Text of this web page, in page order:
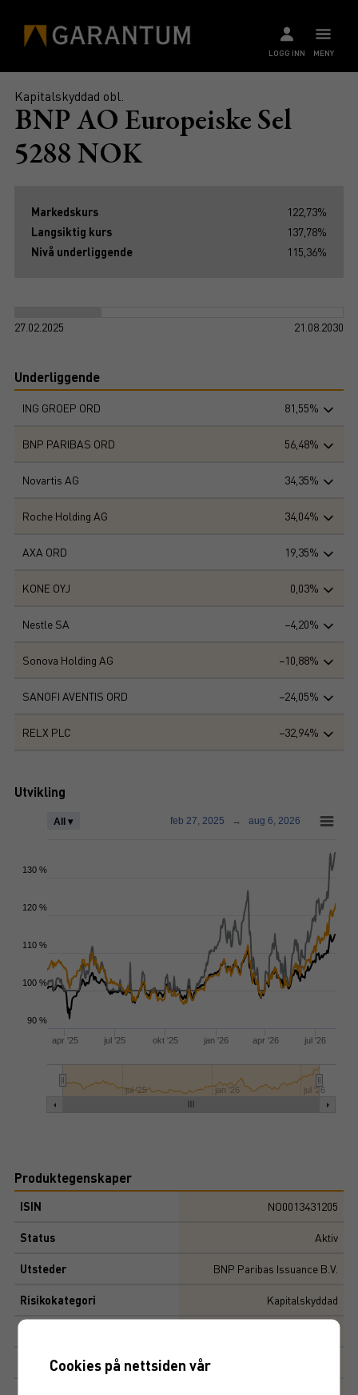
MENY
LOGG INN
Kapitalskyddad obl.
BNP AO Europeiske Sel
5288 NOK
Markedskurs
122,73%
Langsiktig kurs
137,78%
Nivå underliggende
115,36%
27.02.2025 21.08.2030
Underliggende
ING GROEP ORD 81,55%
BNP PARIBAS ORD 56,48%
Novartis AG 34,35%
Roche Holding AG 34,04%
AXA ORD 19,35%
KONE OYJ 0,03%
Nestle SA −4,20%
Sonova Holding AG −10,88%
SANOFI AVENTIS ORD −24,05%
RELX PLC −32,94%
Utvikling
apr '25 jul '25 okt '25 jan '26 apr '26 jul '26
jul '25 jan '26 jul '26
All ▾ feb 27, 2025 → aug 6, 2026
90 %
100 %
110 %
120 %
130 %
Produktegenskaper
ISIN NO0013431205
Status Aktiv
Utsteder BNP Paribas Issuance B.V.
Risikokategori Kapitalskyddad
LøpetidCookies på nettsiden vår